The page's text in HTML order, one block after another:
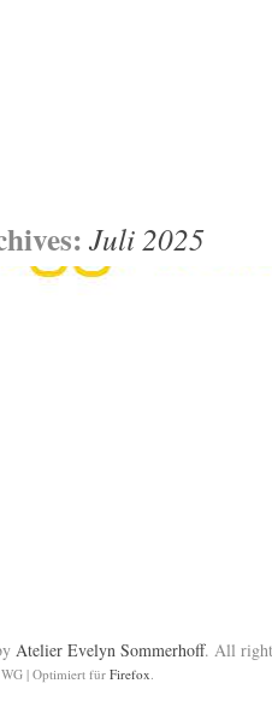
Juli 2025
Atelier Evelyn Sommerhoff. All
| Optimiert für Firefox.